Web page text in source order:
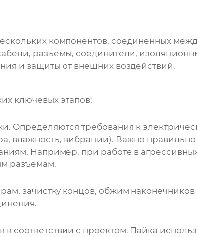
компонентов, соединенных
разъемы, соединители,
и защиты от внешних воздействий.
ключевых этапов:
Определяются требования к
влажность, вибрации). Важно
Например, при работе в
разъемам.
зачистку концов, обжим наконечников
соответствии с проектом. Пайка